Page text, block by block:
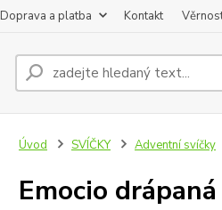
Doprava a platba Kontakt
Úvod SVÍČKY Adventní svíčky
Emocio